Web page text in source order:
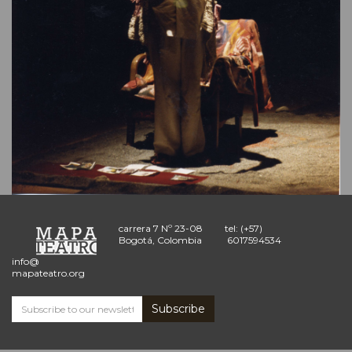
carrera 7 Nº 23-08
Bogotá, Colombia
tel: (+57)
6017594534
info@
mapateatro.org
Subscribe